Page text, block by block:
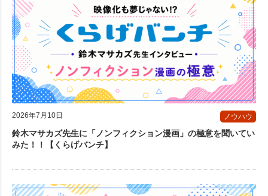
2026年7月10日 ノウハウ
鈴木マサカズ先生に「ノンフィクション漫画」の極意を聞いてい
みた！！【くらげバンチ】